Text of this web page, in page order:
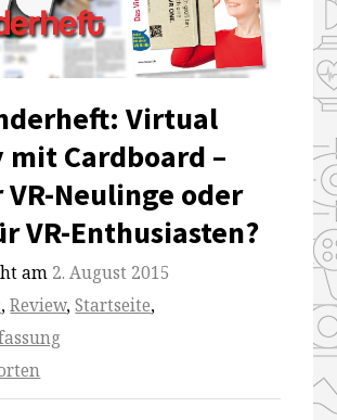
nur-
fuer-
vr-
neulinge-
oder-
auch-
vr-
enthusiasten
Virtual
mit Cardboard –
Neulinge oder
VR-Enthusiasten?
am 2. August 2015
,Review,Startseite,